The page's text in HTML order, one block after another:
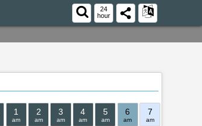
24
hour
1
am
2
am
3
am
4
am
5
am
6
am
7
am